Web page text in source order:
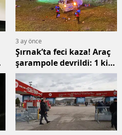
3 ay önce
Şırnak’ta feci kaza! Araç
şarampole devrildi: 1 kişi
hayatını kaybetti